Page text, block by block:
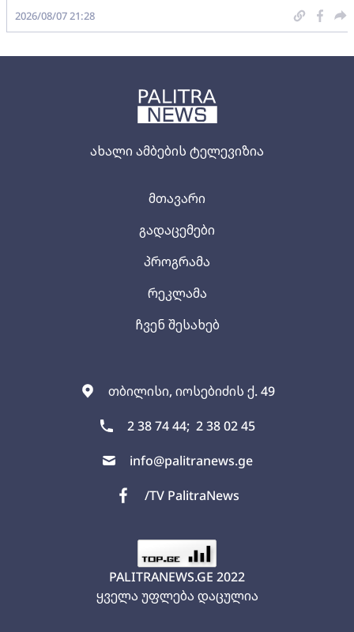
ახალი ამბების ტელევიზია
თბილისი, იოსებიძის ქ. 49
2 38 74 44; 2 38 02 45
info@palitranews.ge
/TV PalitraNews
მთავარი
გადაცემები
პროგრამა
რეკლამა
ჩვენ შესახებ
PALITRANEWS.GE 2022
ყველა უფლება დაცულია
2026/08/07 21:28